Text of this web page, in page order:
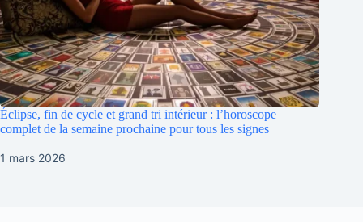
Éclipse, fin de cycle et grand tri intérieur : l’horoscope
complet de la semaine prochaine pour tous les signes
1 mars 2026